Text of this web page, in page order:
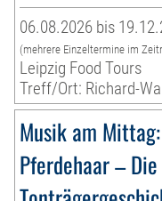
06.08.2026 bis
(mehrere Einzeltermine im
Leipzig Food Tours
Treff/Ort: Richard-
Musik am
Pferdehaar –